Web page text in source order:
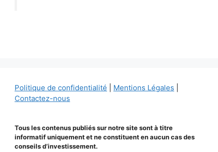
Politique de confidentialité Mentions Légales
Contactez-nous
Tous les contenus publiés sur notre site sont à titre
informatif uniquement et ne constituent en aucun cas des
conseils d’investissement.